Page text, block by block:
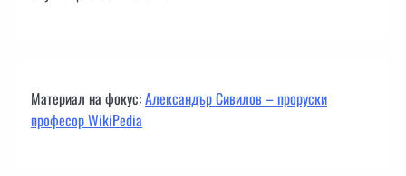
Материал на фокус:Александър Сивилов – проруски
професор WikiPedia